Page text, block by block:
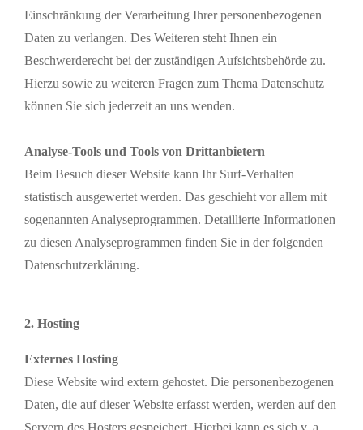
Einschränkung der Verarbeitung Ihrer personenbezogenen
Daten zu verlangen. Des Weiteren steht Ihnen ein
Beschwerderecht bei der zuständigen Aufsichtsbehörde zu.
Hierzu sowie zu weiteren Fragen zum Thema Datenschutz
können Sie sich jederzeit an uns wenden.
Analyse-Tools und Tools von Drittanbietern
Beim Besuch dieser Website kann Ihr Surf-Verhalten
statistisch ausgewertet werden. Das geschieht vor allem mit
sogenannten Analyseprogrammen. Detaillierte Informationen
zu diesen Analyseprogrammen finden Sie in der folgenden
Datenschutzerklärung.
2. Hosting
Externes Hosting
Diese Website wird extern gehostet. Die personenbezogenen
Daten, die auf dieser Website erfasst werden, werden auf den
Servern des Hosters gespeichert. Hierbei kann es sich v. a.